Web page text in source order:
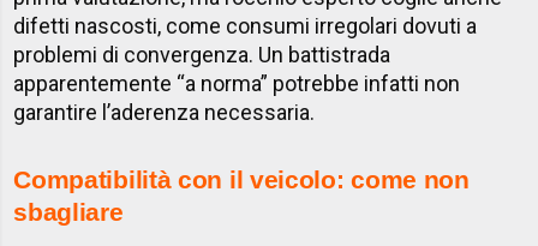
difetti nascosti, come consumi irregolari dovuti a
problemi di convergenza. Un battistrada
apparentemente “a norma” potrebbe infatti non
garantire l’aderenza necessaria.
Compatibilità con il veicolo: come non
sbagliare